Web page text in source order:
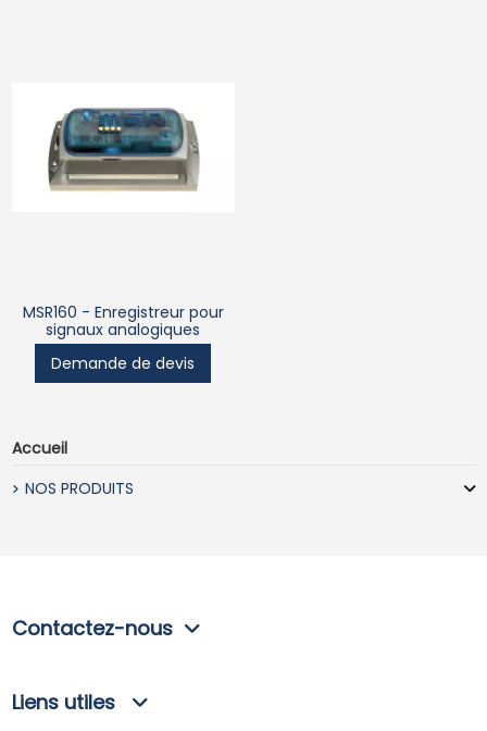
MSR160 - Enregistreur pour
signaux analogiques
Demande de devis
Accueil
NOS PRODUITS
Contactez-nous
Liens utiles